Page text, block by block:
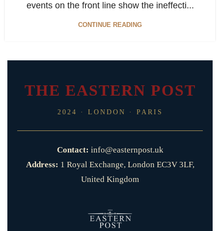
events on the front line show the ineffecti...
CONTINUE READING
THE EASTERN POST
2024 · LONDON · PARIS
Contact: info@easternpost.uk
Address: 1 Royal Exchange, London EC3V 3LF,
United Kingdom